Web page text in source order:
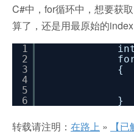
C#中，for循环中，想要获
算了，还是用最原始的
1
2
3
4
5
6
{
}
转载请注明： 在路上 »
【